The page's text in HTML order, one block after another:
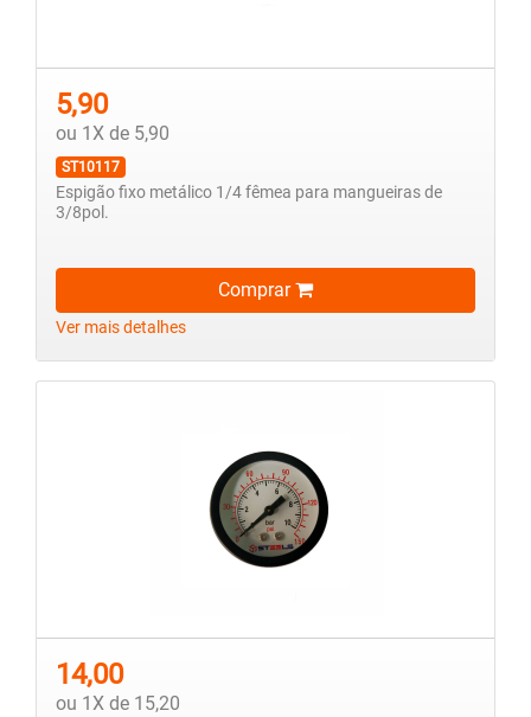
5,90
ou 1X de 5,90
ST10117
Espigão fixo metálico 1/4 fêmea para mangueiras de
3/8pol.
Comprar
Ver mais detalhes
14,00
ou 1X de 15,20